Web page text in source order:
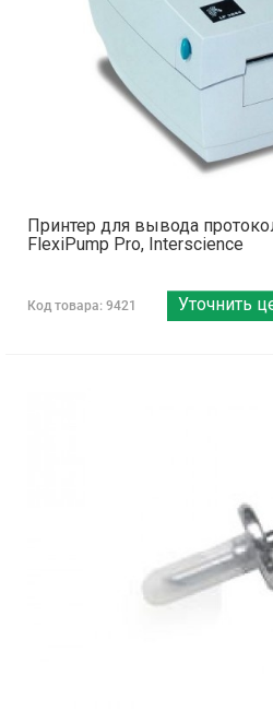
Принтер для вывода
FlexiPump Pro, Interscience
Код товара: 9421 Уточнить